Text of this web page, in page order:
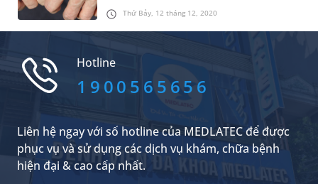
Thứ Bảy, 12 tháng 12, 2020
khác. Hầu hết tình trạng này là hiện tượng tự
nhiên không đáng lo ngại, tuy nhiên vẫn có
một số trường hợp là dấu hiệu của bệnh lý. Vậy
cấp cho bạn những thông...
Hotline
1900565656
Liên hệ ngay với số hotline của MEDLATEC để được
phục vụ và sử dụng các dịch vụ khám, chữa bệnh
hiện đại & cao cấp nhất.